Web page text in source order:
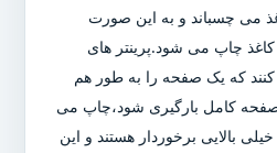
می چسباند و به این صورت
چاپ می شود.پرینتر های
کنند که یک صفحه را به طور هم
کامل بارگیری شود،چاپ می
بالایی برخوردار هستند و این